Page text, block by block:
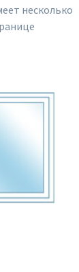
несколько